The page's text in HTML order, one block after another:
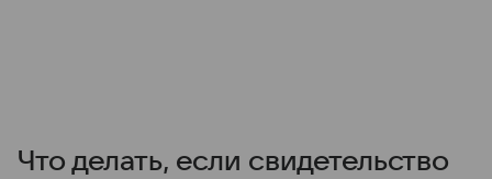
Что делать, если свидетельство